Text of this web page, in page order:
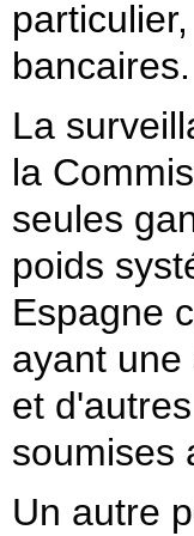
bancaires.
La
la
seules
poids
Espagne
ayant
et
soumises
Un autre